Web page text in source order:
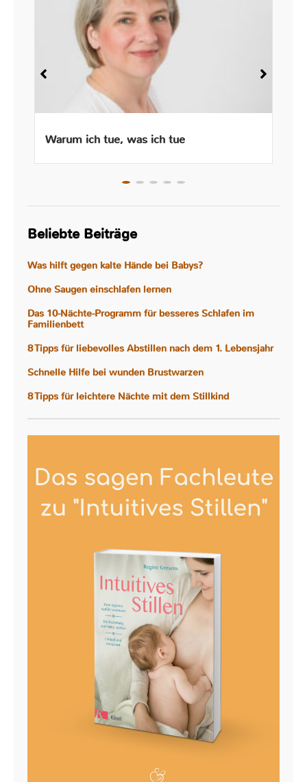
Warum ich tue, was ich tue
Beliebte Beiträge
Was hilft gegen kalte Hände bei Babys?
Ohne Saugen einschlafen lernen
Das 10-Nächte-Programm für besseres Schlafen im
Familienbett
8 Tipps für liebevolles Abstillen nach dem 1. Lebensjahr
Schnelle Hilfe bei wunden Brustwarzen
8 Tipps für leichtere Nächte mit dem Stillkind